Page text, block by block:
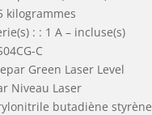
kilogrammes
: : 1 A – incluse(s)
C
Green Laser Level
Niveau Laser
butadiène styrène